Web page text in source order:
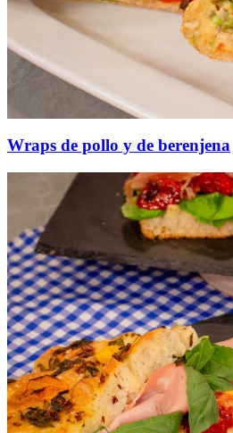
Wraps de pollo y de berenjena